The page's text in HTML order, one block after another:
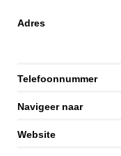
Adres
Telefoonnummer
Navigeer naar
Website